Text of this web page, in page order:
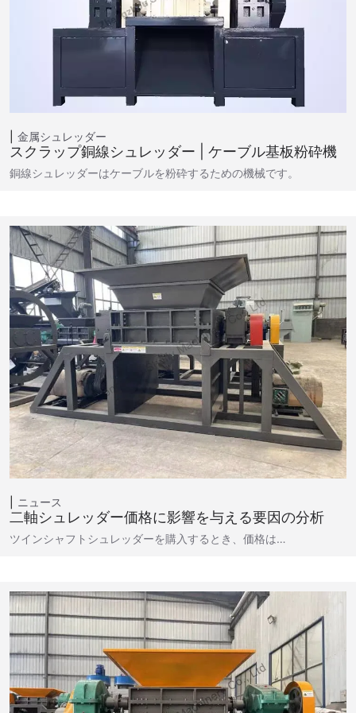
金属シュレッダー
スクラップ銅線シュレッダー | ケーブル基板粉砕機
銅線シュレッダーはケーブルを粉砕するための機械です。
ニュース
二軸シュレッダー価格に影響を与える要因の分析
ツインシャフトシュレッダーを購入するとき、価格は…